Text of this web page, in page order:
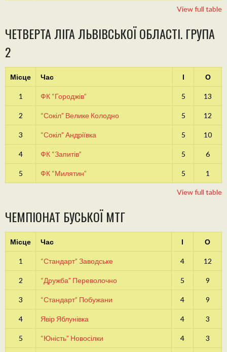
View full table
ЧЕТВЕРТА ЛІГА ЛЬВІВСЬКОЇ ОБЛАСТІ. ГРУПА
2
Місце Час І О
1 ФК “Городжів” 5 13
2 “Сокіл” Велике Колодно 5 12
3 “Сокіл” Андріївка 5 10
4 ФК “Запитів” 5 6
5 ФК “Милятин” 5 1
View full table
ЧЕМПІОНАТ БУСЬКОЇ МТГ
Місце Час І О
1 “Стандарт” Заводське 4 12
2 “Дружба” Переволочно 5 9
3 “Стандарт” Побужани 4 9
4 Явір Яблунівка 4 3
5 “Юність” Новосілки 4 3